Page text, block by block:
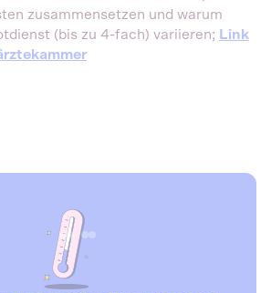
zusammensetzen und warum
(bis zu 4-fach) variieren; Link